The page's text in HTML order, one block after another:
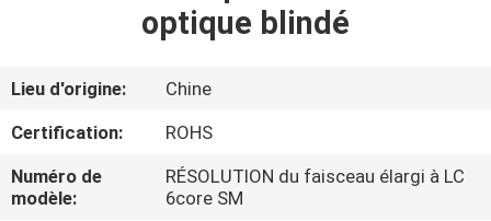
NOUS
D'USINE
optique blindé
Lieu d'origine:
Chine
Certification:
ROHS
Numéro de
modèle:
RÉSOLUTION du faisceau élargi à LC
6core SM